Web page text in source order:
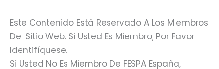
Este Contenido Está Reservado A Los Miembros
Del Sitio Web. Si Usted Es Miembro, Por Favor
Identifíquese.
Si Usted No Es Miembro De FESPA España,